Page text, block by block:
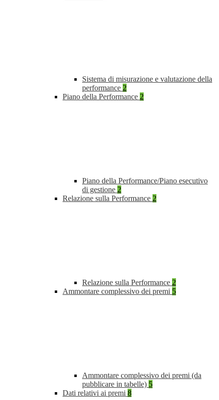
Sistema di misurazione e valutazione della
performance 2
Piano della Performance 2
Piano della Performance/Piano esecutivo
di gestione 2
Relazione sulla Performance 2
Relazione sulla Performance 2
Ammontare complessivo dei premi 5
Ammontare complessivo dei premi (da
pubblicare in tabelle) 5
Dati relativi ai premi 8